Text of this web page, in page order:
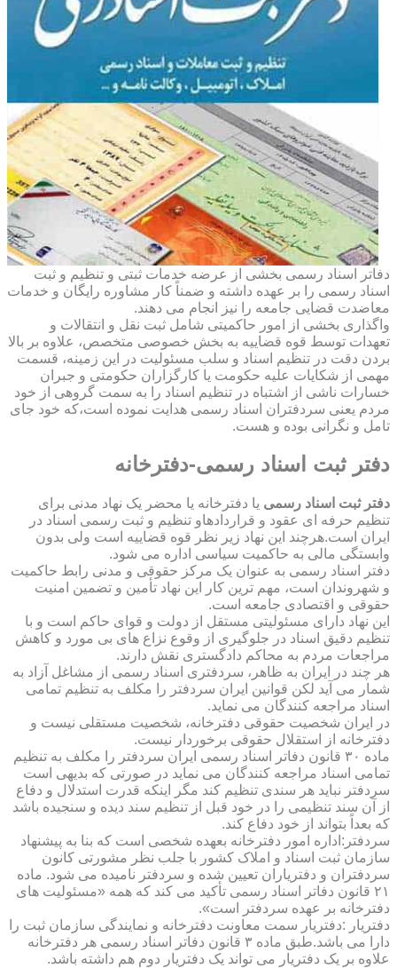
دفاتر اسناد رسمی بخشی از عرضه خدمات ثبتی و تنظیم و ثبت
اسناد رسمی را بر عهده داشته و ضمناً کار مشاوره رایگان و خدمات
معاضدت قضایی جامعه را نیز انجام می دهند.
واگذاری بخشی از امور حاکمیتی شامل ثبت نقل و انتقالات و
تعهدات توسط قوه قضاییه به بخش خصوصی متخصص، علاوه بر بالا
بردن دقت در تنظیم اسناد و سلب مسئولیت در این زمینه، قسمت
مهمی از شکایات علیه حکومت یا کارگزاران حکومتی و جبران
خسارات ناشی از اشتباه در تنظیم اسناد را به سمت گروهی از خود
مردم یعنی سردفتران اسناد رسمی هدایت نموده است،که خود جای
تامل و نگرانی بوده و هست.
دفتر ثبت اسناد رسمی-دفترخانه
دفتر ثبت اسناد رسمی یا دفترخانه یا محضر یک نهاد مدنی برای
تنظیم حرفه ای عقود و قراردادهاو تنظیم و ثبت رسمی اسناد در
ایران است.هرچند این نهاد زیر نظر قوه قضاییه است ولی بدون
وابستگی مالی به حاکمیت سیاسی اداره می شود.
دفتر اسناد رسمی به عنوان یک مرکز حقوقی و مدنی رابط حاکمیت
و شهروندان است، مهم ترین کار این نهاد تأمین و تضمین امنیت
حقوقی و اقتصادی جامعه است.
این نهاد دارای مسئولیتی مستقل از دولت و قوای حاکم است و با
تنظیم دقیق اسناد در جلوگیری از وقوع نزاع های بی مورد و کاهش
مراجعات مردم به محاکم دادگستری نقش دارند.
هر چند در ایران به ظاهر، سردفتری اسناد رسمی از مشاغل آزاد به
شمار می آید لکن قوانین ایران سردفتر را مکلف به تنظیم تمامی
اسناد مراجعه کنندگان می نماید.
در ایران شخصیت حقوقی دفترخانه، شخصیت مستقلی نیست و
دفترخانه از استقلال حقوقی برخوردار نیست.
ماده ۳۰ قانون دفاتر اسناد رسمی ایران سردفتر را مکلف به تنظیم
تمامی اسناد مراجعه کنندگان می نماید در صورتی که بدیهی است
سردفتر نباید هر سندی تنظیم کند مگر اینکه قدرت استدلال و دفاع
از آن سند تنظیمی را در خود قبل از تنظیم سند دیده و سنجیده باشد
که بعداً بتواند از خود دفاع کند.
سردفتر:اداره امور دفترخانه بعهده شخصی است که بنا به پیشنهاد
سازمان ثبت اسناد و املاک کشور با جلب نظر مشورتی کانون
سردفتران و دفتریاران تعیین شده و سردفتر نامیده می شود. ماده
۲۱ قانون دفاتر اسناد رسمی تأکید می کند که همه «مسئولیت های
دفترخانه بر عهده سردفتر است».
دفتریار :دفتریار سمت معاونت دفترخانه و نمایندگی سازمان ثبت را
دارا می باشد.طبق ماده ۳ قانون دفاتر اسناد رسمی هر دفترخانه
علاوه بر یک دفتریار می تواند یک دفتریار دوم هم داشته باشد.